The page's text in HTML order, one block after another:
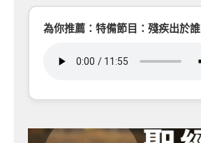
為你推薦：特備節目：殘疾出於誰